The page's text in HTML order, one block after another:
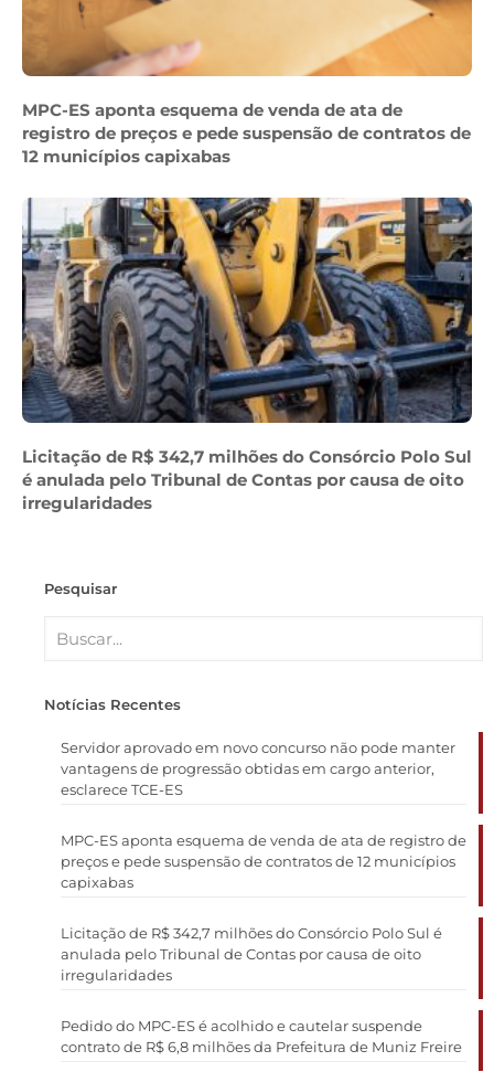
MPC-ES aponta esquema de venda de ata de
registro de preços e pede suspensão de contratos de
12 municípios capixabas
Licitação de R$ 342,7 milhões do Consórcio Polo Sul
é anulada pelo Tribunal de Contas por causa de oito
irregularidades
Pesquisar
Notícias Recentes
Servidor aprovado em novo concurso não pode manter
vantagens de progressão obtidas em cargo anterior,
esclarece TCE-ES
MPC-ES aponta esquema de venda de ata de registro de
preços e pede suspensão de contratos de 12 municípios
capixabas
Licitação de R$ 342,7 milhões do Consórcio Polo Sul é
anulada pelo Tribunal de Contas por causa de oito
irregularidades
Pedido do MPC-ES é acolhido e cautelar suspende
contrato de R$ 6,8 milhões da Prefeitura de Muniz Freire